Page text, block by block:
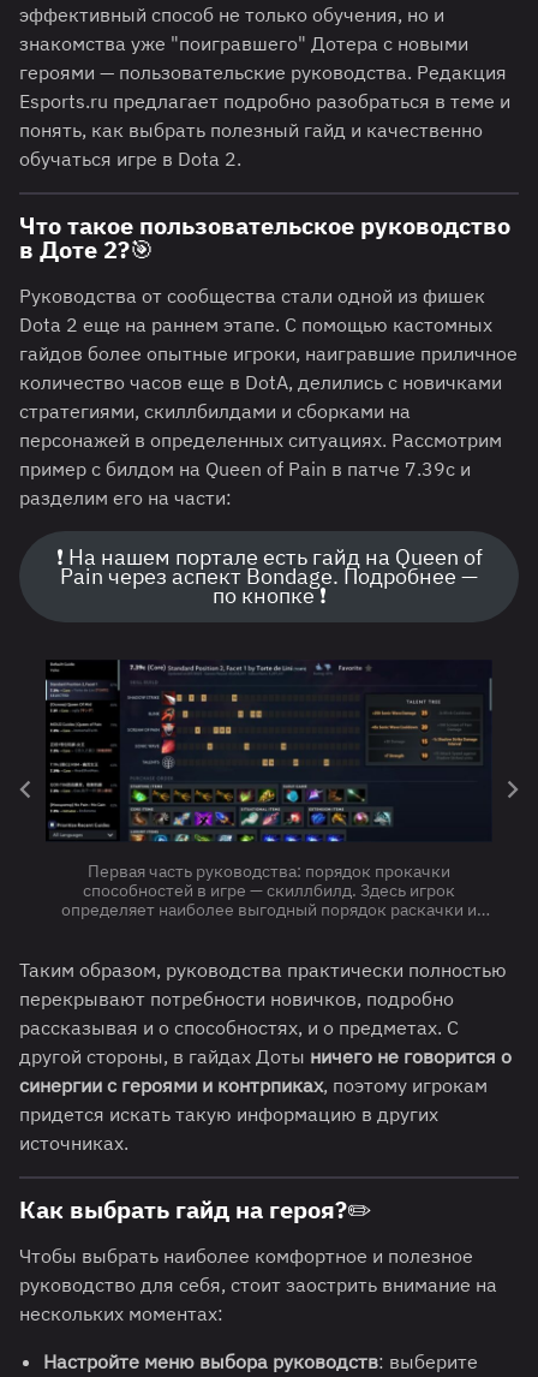
эффективный способ не только обучения, но и
знакомства уже "поигравшего" Дотера с новыми
героями — пользовательские руководства. Редакция
Esports.ru предлагает подробно разобраться в теме и
понять, как выбрать полезный гайд и качественно
обучаться игре в Dota 2.
Что такое пользовательское руководство
в Доте 2?🎯
Руководства от сообщества стали одной из фишек
Dota 2 еще на раннем этапе. С помощью кастомных
гайдов более опытные игроки, наигравшие приличное
количество часов еще в DotA, делились с новичками
стратегиями, скиллбилдами и сборками на
персонажей в определенных ситуациях. Рассмотрим
пример с билдом на Queen of Pain в патче 7.39с и
разделим его на части:
❗ На нашем портале есть гайд на Queen of
Pain через аспект Bondage. Подробнее —
по кнопке ❗
Первая часть руководства: порядок прокачки
способностей в игре — скиллбилд. Здесь игрок
определяет наиболее выгодный порядок раскачки и
Таким образом, руководства практически полностью
перекрывают потребности новичков, подробно
рассказывая и о способностях, и о предметах. С
другой стороны, в гайдах Доты ничего не говорится о
синергии с героями и контрпиках, поэтому игрокам
придется искать такую информацию в других
источниках.
Как выбрать гайд на героя?✏️
Чтобы выбрать наиболее комфортное и полезное
руководство для себя, стоит заострить внимание на
нескольких моментах:
Настройте меню выбора руководств: выберите